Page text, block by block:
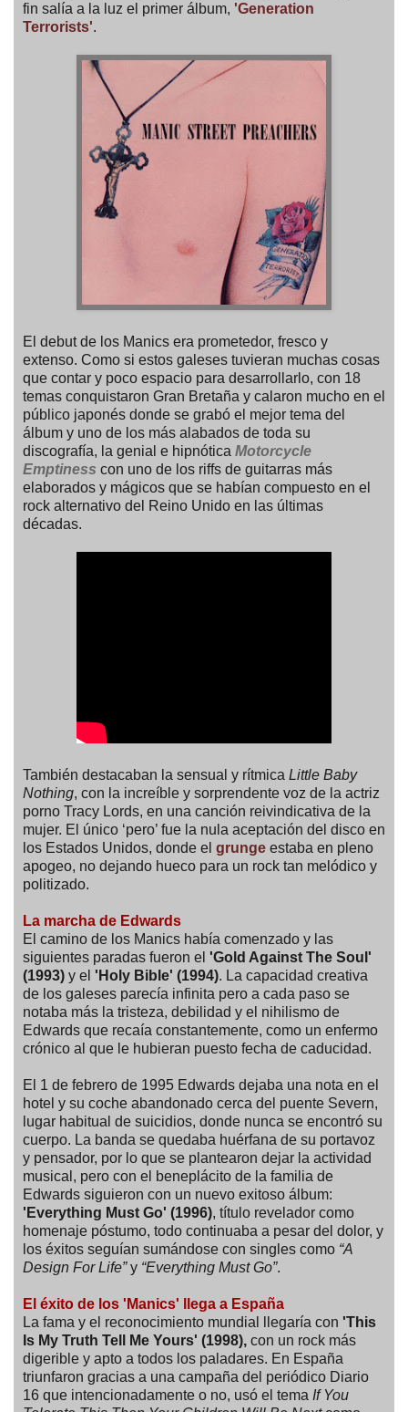
fin salía a la luz el primer álbum, 'Generation
Terrorists'.
El debut de los Manics era prometedor, fresco y
extenso. Como si estos galeses tuvieran muchas cosas
que contar y poco espacio para desarrollarlo, con 18
temas conquistaron Gran Bretaña y calaron mucho en el
público japonés donde se grabó el mejor tema del
álbum y uno de los más alabados de toda su
discografía, la genial e hipnótica Motorcycle
Emptiness con uno de los riffs de guitarras más
elaborados y mágicos que se habían compuesto en el
rock alternativo del Reino Unido en las últimas
décadas.
También destacaban la sensual y rítmica Little Baby
Nothing, con la increíble y sorprendente voz de la actriz
porno Tracy Lords, en una canción reivindicativa de la
mujer. El único ‘pero’ fue la nula aceptación del disco en
los Estados Unidos, donde el grunge estaba en pleno
apogeo, no dejando hueco para un rock tan melódico y
politizado.
La marcha de Edwards
El camino de los Manics había comenzado y las
siguientes paradas fueron el 'Gold Against The Soul'
(1993) y el 'Holy Bible' (1994). La capacidad creativa
de los galeses parecía infinita pero a cada paso se
notaba más la tristeza, debilidad y el nihilismo de
Edwards que recaía constantemente, como un enfermo
crónico al que le hubieran puesto fecha de caducidad.
El 1 de febrero de 1995 Edwards dejaba una nota en el
hotel y su coche abandonado cerca del puente Severn,
lugar habitual de suicidios, donde nunca se encontró su
cuerpo. La banda se quedaba huérfana de su portavoz
y pensador, por lo que se plantearon dejar la actividad
musical, pero con el beneplácito de la familia de
Edwards siguieron con un nuevo exitoso álbum:
'Everything Must Go' (1996), título revelador como
homenaje póstumo, todo continuaba a pesar del dolor, y
los éxitos seguían sumándose con singles como “A
Design For Life”y “Everything Must Go”.
El éxito de los 'Manics' llega a España
La fama y el reconocimiento mundial llegaría con 'This
Is My Truth Tell Me Yours' (1998), con un rock más
digerible y apto a todos los paladares. En España
triunfaron gracias a una campaña del periódico Diario
16 que intencionadamente o no, usó el tema If You